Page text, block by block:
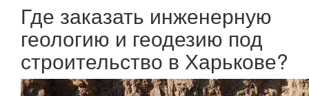
Где заказать инженерную
геологию и геодезию под
строительство в Харькове?